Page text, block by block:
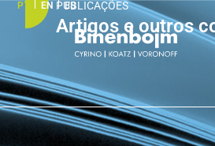
PT EN ES
PUBLICAÇÕES
Artigos e outros